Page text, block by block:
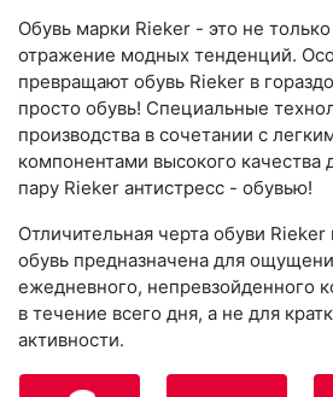
Обувь марки Rieker - это не
отражение модных тенденций.
превращают обувь Rieker в
просто обувь! Специальные
производства в сочетании с
компонентами высокого
пару Rieker антистресс - обувью!
Отличительная черта обуви
обувь предназначена для
ежедневного, непревзойденного
в течение всего дня, а не для
активности.